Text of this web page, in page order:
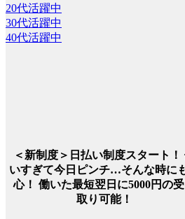
20代活躍中
30代活躍中
40代活躍中
＜新制度＞日払い制度スタート！
いすぎて今日ピンチ…そんな時に
心！ 働いた最短翌日に5000円の
取り可能！